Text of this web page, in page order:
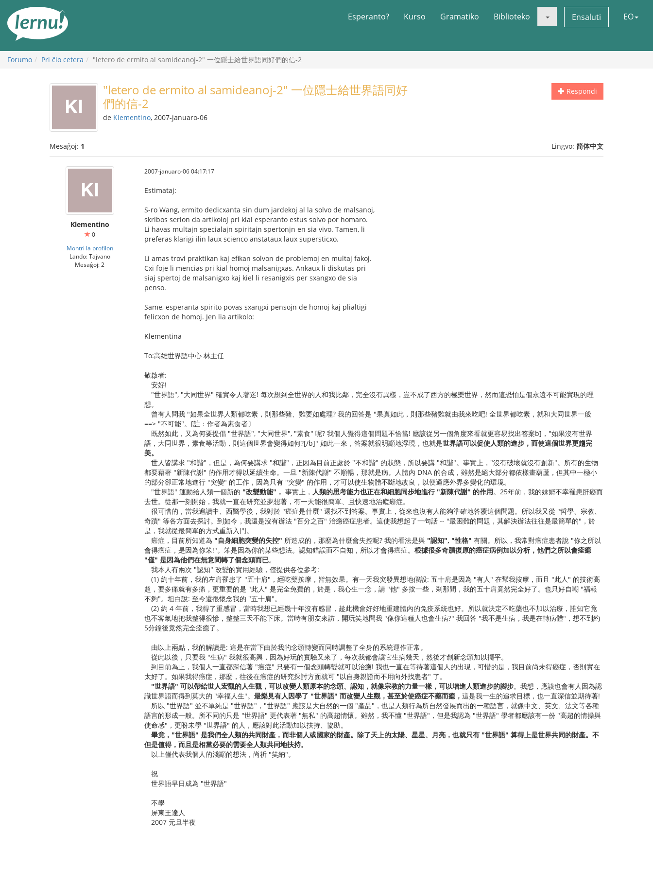
enhavo
Esperanto? Kurso Gramatiko Biblioteko Ensaluti EO
Forumo Pri ĉio cetera "letero de ermito al samideanoj-2" 一位隱士給世界語同好們的信-2
Respondi
"letero de ermito al samideanoj-2" 一位隱士給世界語同好
們的信-2
de Klementino, 2007-januaro-06
Mesaĝoj: 1 Lingvo: 简体中文
Klementino
0
Montri la profilon
Lando: Tajvano
Mesaĝoj: 2
2007-januaro-06 04:17:17
Estimataj:
S-ro Wang, ermito dedicxanta sin dum jardekoj al la solvo de malsanoj,
skribos serion da artikoloj pri kial esperanto estus solvo por homaro.
Li havas multajn specialajn spiritajn spertonjn en sia vivo. Tamen, li
preferas klarigi ilin laux scienco anstataux laux supersticxo.
Li amas trovi praktikan kaj efikan solvon de problemoj en multaj fakoj.
Cxi foje li mencias pri kial homoj malsanigxas. Ankaux li diskutas pri
siaj spertoj de malsanigxo kaj kiel li resanigxis per sxangxo de sia
penso.
Same, esperanta spirito povas sxangxi pensojn de homoj kaj plialtigi
felicxon de homoj. Jen lia artikolo:
Klementina
To:高雄世界語中心 林主任
敬啟者:
安好!
"世界語", "大同世界" 確實令人著迷! 每次想到全世界的人和我比鄰，完全沒有異樣，豈不成了西方的極樂世界，然而這恐怕是個永遠不可能實現的理
想。
曾有人問我 "如果全世界人類都吃素，則那些豬、雞要如處理? 我的回答是 "果真如此，則那些豬雞就由我來吃吧! 全世界都吃素，就和大同世界一般
==> "不可能"。[註：作者為素食者〕
既然如此，又為何要提倡 "世界語", "大同世界", "素食" 呢? 我個人覺得這個問題不恰當! 應該從另一個角度來看就更容易找出答案b]，"如果沒有世界
語，大同世界，素食等活動，則這個世界會變得如何?[/b]" 如此一來，答案就很明顯地浮現，也就是世界語可以促使人類的進步，而使這個世界更趨完
美。
世人皆講求 "和諧"，但是，為何要講求 "和諧"，正因為目前正處於 "不和諧" 的狀態，所以要講 "和諧"。事實上，"沒有破壞就沒有創新"。所有的生物
都要藉著 "新陳代謝" 的作用才得以延續生命。一旦 "新陳代謝" 不順暢，那就是病。人體內 DNA 的合成，雖然是絕大部分都依樣畫葫蘆，但其中一極小
的部分卻正常地進行 "突變" 的工作，因為只有 "突變" 的作用，才可以使生物體不斷地改良，以便適應外界多變化的環境。
"世界語" 運動給人類一個新的 "改變動能"， 事實上， 人類的思考能力也正在和細胞同步地進行 "新陳代謝" 的作用。25年前，我的妹婿不幸罹患肝癌而
去世。從那一刻開始，我就一直在研究並夢想著，有一天能很簡單、且快速地治癒癌症。
很可惜的，當我遍讀中、西醫學後，我對於 "癌症是什麼" 還找不到答案。事實上，從來也沒有人能夠準確地答覆這個問題。所以我又從 "哲學、宗教、
奇蹟" 等各方面去探討。到如今，我還是沒有辦法 "百分之百" 治癒癌症患者。這使我想起了一句話 -- "最困難的問題，其解決辦法往往是最簡單的"，於
是，我就從最簡單的方式重新入門。
癌症，目前所知道為 "自身細胞突變的失控" 所造成的，那麼為什麼會失控呢? 我的看法是與 "認知", "性格" 有關。所以，我常對癌症患者說 "你之所以
會得癌症，是因為你笨!"。笨是因為你的某些想法。認知錯誤而不自知，所以才會得癌症。 根據很多奇蹟復原的癌症病例加以分析，他們之所以會痊癒
"僅" 是因為他們在無意間轉了個念頭而已。
我本人有兩次 "認知" 改變的實用經驗，僅提供各位參考:
(1) 約十年前，我的左肩罹患了 "五十肩"，經吃藥按摩，皆無效果。有一天我突發異想地假設: 五十肩是因為 "有人" 在幫我按摩，而且 "此人" 的技術高
超，要多痛就有多痛，更重要的是 "此人" 是完全免費的，於是，我心生一念，請 "他" 多按一些，剎那間，我的五十肩竟然完全好了。也只好自嘲 "福報
不夠"。坦白說: 至今還很懷念我的 "五十肩"。
(2) 約 4 年前，我得了重感冒，當時我想已經幾十年沒有感冒，趁此機會好好地重建體內的免疫系統也好。所以就決定不吃藥也不加以治療，誰知它竟
也不客氣地把我整得很慘，整整三天不能下床。當時有朋友來訪，開玩笑地問我 "像你這種人也會生病?" 我回答 "我不是生病，我是在轉病體"，想不到約
5分鐘後竟然完全痊癒了。
由以上兩點，我的解讀是: 這是在當下由於我的念頭轉變而同時調整了全身的系統運作正常。
從此以後，只要我 "生病" 我就很高興，因為好玩的實驗又來了，每次我都會讓它生病幾天，然後才創新念頭加以擺平。
到目前為止，我個人一直都深信著 "癌症" 只要有一個念頭轉變就可以治癒! 我也一直在等待著這個人的出現，可惜的是，我目前尚未得癌症，否則實在
太好了。如果我得癌症，那麼，往後在癌症的研究探討方面就可 "以自身親證而不用向外找患者" 了。
"世界語" 可以帶給世人宏觀的人生觀，可以改變人類原本的念頭、認知，就像宗教的力量一樣，可以增進人類進步的腳步。我想，應該也會有人因為認
識世界語而得到莫大的 "幸福人生"。 最樂見有人因學了 "世界語" 而改變人生觀，甚至於使癌症不藥而癒， 這是我一生的追求目標，也一直深信並期待著!
所以 "世界語" 並不單純是 "世界語"，"世界語" 應該是大自然的一個 "產品"，也是人類行為所自然發展而出的一種語言，就像中文、英文、法文等各種
語言的形成一般。所不同的只是 "世界語" 更代表著 "無私" 的高超情懷。雖然，我不懂 "世界語"，但是我認為 "世界語" 學者都應該有一份 "高超的情操與
使命感"，更盼未學 "世界語" 的人，應該對此活動加以扶持、協助。
畢竟，"世界語" 是我們全人類的共同財產，而非個人或國家的財產。除了天上的太陽、星星、月亮，也就只有 "世界語" 算得上是世界共同的財產。不
但是值得，而且是相當必要的需要全人類共同地扶持。
以上僅代表我個人的淺顯的想法，尚祈 "笑納"。
祝
世界語早日成為 "世界語"
不學
屏東王達人
2007 元旦半夜